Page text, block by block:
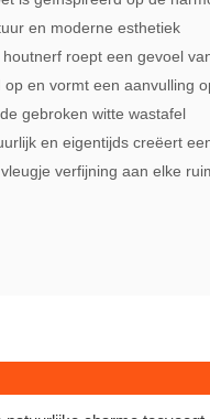
en moderne esthetiek
roept een gevoel
en vormt een aanvulling
gebroken witte wastafel
en eigentijds creëert
verfijning aan elke